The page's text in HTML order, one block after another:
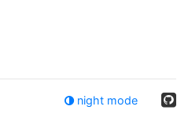
night mode